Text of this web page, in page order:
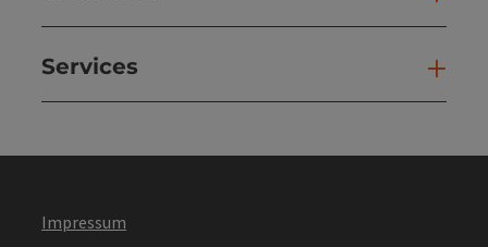
Services
Impressum